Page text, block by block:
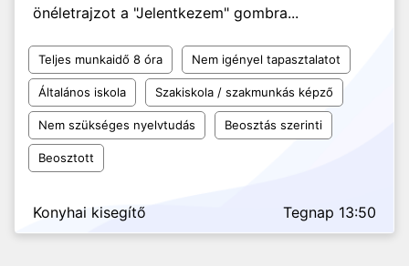
önéletrajzot a "Jelentkezem" gombra...
Teljes munkaidő 8 óra Nem igényel tapasztalatot
Általános iskola Szakiskola / szakmunkás képző
Nem szükséges nyelvtudás Beosztás szerinti
Beosztott
Konyhai kisegítő Tegnap 13:50